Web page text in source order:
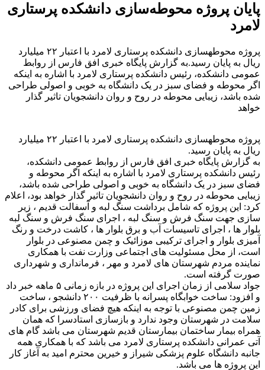
پایان پروژه محوطه‌سازی دانشکده پرستاری
لامرد
پروژه محوطه‎سازی دانشکده پرستاری لامرد با اعتبار ۲۲ میلیارد
ریال به پایان رسید.به گزارش پایگاه خبری افق فارس از روابط
عمومی دانشکده، رئیس دانشکده پرستاری لامرد با اشاره به اینکه
اگر محوطه و فضای سبز در یک دانشگاه به خوبی و اصولی طراحی
شده باشد، زیبایی محوطه در روح و روان دانشجویان تاثیر گذار
خواهد
پروژه محوطه‎سازی دانشکده پرستاری لامرد با اعتبار ۲۲ میلیارد
ریال به پایان رسید.
به گزارش پایگاه خبری افق فارس از روابط عمومی دانشکده،
رئیس دانشکده پرستاری لامرد با اشاره به اینکه اگر محوطه و
فضای سبز در یک دانشگاه به خوبی و اصولی طراحی شده باشد،
زیبایی محوطه در روح و روان دانشجویان تاثیر گذار خواهد بود، اعلام
کرد: این پروژه که شامل برداشت سنگ لبه و آسفالت قدیم ، زیر
سازی جهت سنگ فرش و سنگ لبه ، اجرای سنگ فرش و سنگ لبه
بلوار ها ، اجرای تاسیسات آب و برق بلوار ها ، کاشت درخت و رنگ
آمیزی بلوار و اجرای ترکیبی موزائیک و چمن مصنوعی در بلوار
است، از محل مسئولیت های اجتماعی وزارت نفت با همکاری
نماینده مردم شهرستان های لامرد و مهر ، فرمانداری و شهرداری
صورت گرفته است.
جواد سلامی از زمان اجرای این پروژه در بازه زمانی ۵ ماهه خبر داد
و افزود: ساخت خوابگاه پسرانه با ظرفیت ۲۰۰ دانشجو ، ساخت
زمین چمن مصنوعی با توجه به اینکه هیچ فضای ورزشی برای کادر
سلامت در شهرستان وجود ندارد و بازسازی استادسرا که همان
همراه بیمار ساختمان بیمارستان قدیم شهرستان می باشد گام های
آتی عمرانی دانشکده پرستاری لامرد می باشد که با همکاری همه
جانبه دانشگاه علوم پزشکی شیراز و خیرین محترم امید به آغاز کار
این پروژه ها می باشد.